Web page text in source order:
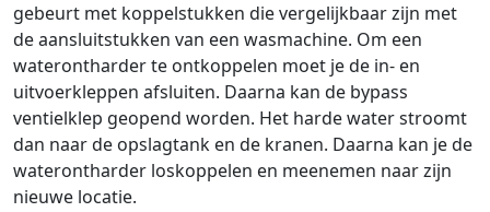
gebeurt met koppelstukken die vergelijkbaar zijn met
de aansluitstukken van een wasmachine. Om een
waterontharder te ontkoppelen moet je de in- en
uitvoerkleppen afsluiten. Daarna kan de bypass
ventielklep geopend worden. Het harde water stroomt
dan naar de opslagtank en de kranen. Daarna kan je de
waterontharder loskoppelen en meenemen naar zijn
nieuwe locatie.